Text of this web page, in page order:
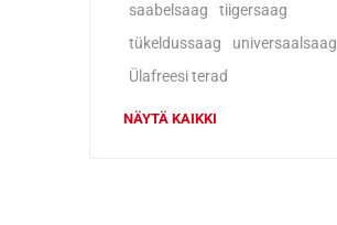
saabelsaag
tiigersaag
tükeldussaag
universaalsaag
Ülafreesi terad
NÄYTÄ KAIKKI